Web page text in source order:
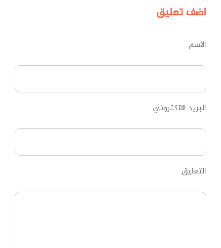
اضفتعليق
الاسم
البريد الالكتروني
التعليق